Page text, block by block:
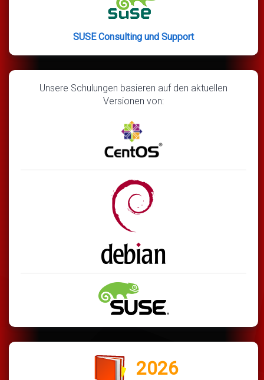
SUSE Consulting und Support
Unsere Schulungen basieren auf den aktuellen
Versionen von:
2026